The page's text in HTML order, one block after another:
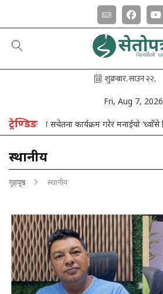
Fri, Aug 7, 2026
ट्रेण्डिङ
कार्यक्रम गरेर मनाईयो ‘ध्वाँसे चितुवा दिवस’
स्थानीय
गृहपृष्ठ स्थानीय